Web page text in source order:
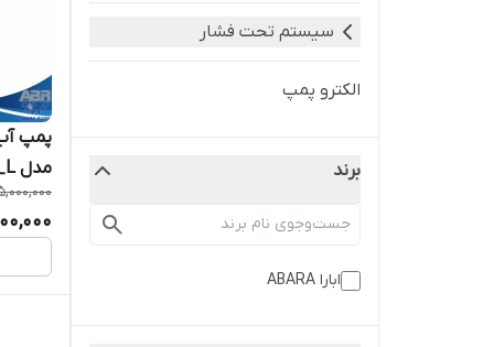
سیستم تحت فشار
الکترو پمپ
برند
ابارا ABARA
مدل CDA 2.00 M_L